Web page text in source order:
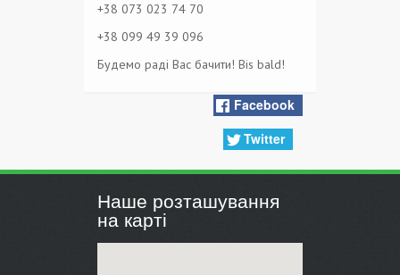
+38 073 023 74 70
+38 099 49 39 096
Будемо раді Вас бачити! Bis bald!
Facebook
Twitter
Наше розташування
на карті